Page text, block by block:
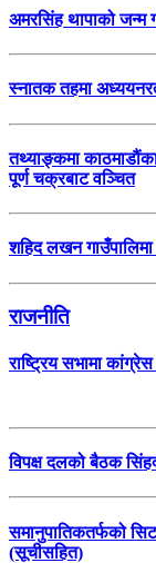
अमरसिंह थापाको जन्म
स्नातक तहमा अध्ययनरत
तथ्याङ्कमा
पूर्ण चक्रबाट वञ्चित
शहिद लखन गाउँपालिमा
राजनीति
राष्ट्रिय सभामा
विपक्ष दलको बैठक
समानुपातिकतर्फको
(सूचीसहित)